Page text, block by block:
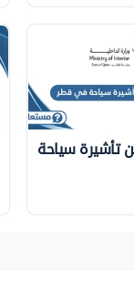
تأشيرة سياحة